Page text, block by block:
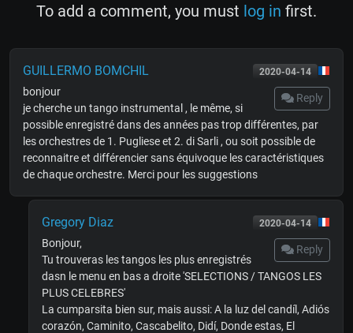
To add a comment, you must log in first.
2020-04-14
GUILLERMO BOMCHIL
Reply
bonjour
je cherche un tango instrumental , le même, si
possible enregistré dans des années pas trop différentes, par
les orchestres de 1. Pugliese et 2. di Sarli , ou soit possible de
reconnaitre et différencier sans équivoque les caractéristiques
de chaque orchestre. Merci pour les suggestions
2020-04-14
Gregory Diaz
Reply
Bonjour,
Tu trouveras les tangos les plus enregistrés
dasn le menu en bas a droite 'SELECTIONS / TANGOS LES
PLUS CELEBRES'
La cumparsita bien sur, mais aussi: A la luz del candíl, Adiós
corazón, Caminito, Cascabelito, Didí, Donde estas, El